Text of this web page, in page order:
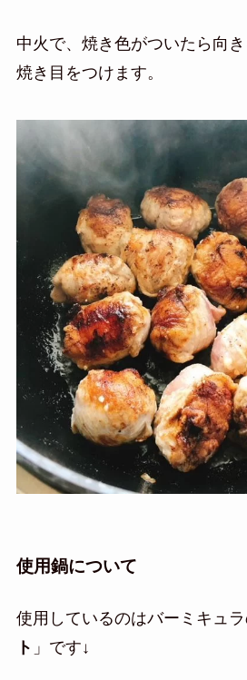
中火で、焼き色がついたら向
焼き目をつけます。
使用鍋について
使用しているのはバーミキュラ
ト 」です↓